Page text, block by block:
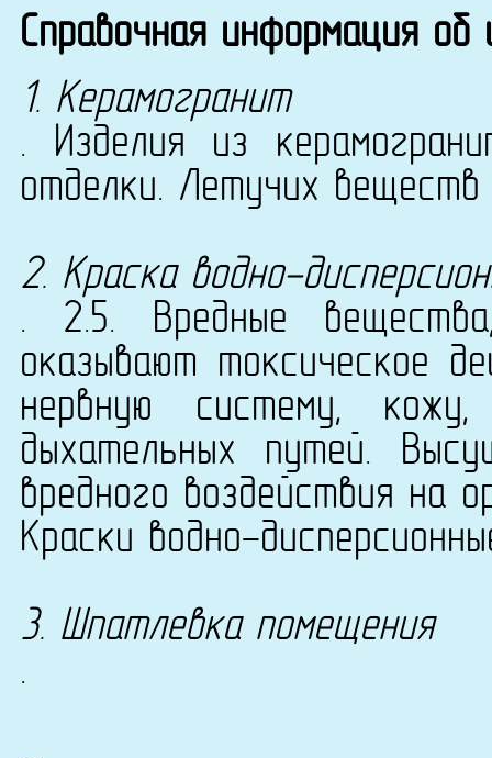
Справочная информация об
1. Керамогранит
. Изделия из
отделки. Летучих веществ
2. Краска водно-
. 2.5. Вредные
оказывают токсическое
нервную систему,
дыхательных путей.
вредного воздействия на
Краски водно-
3. Шпатлевка помещения
.